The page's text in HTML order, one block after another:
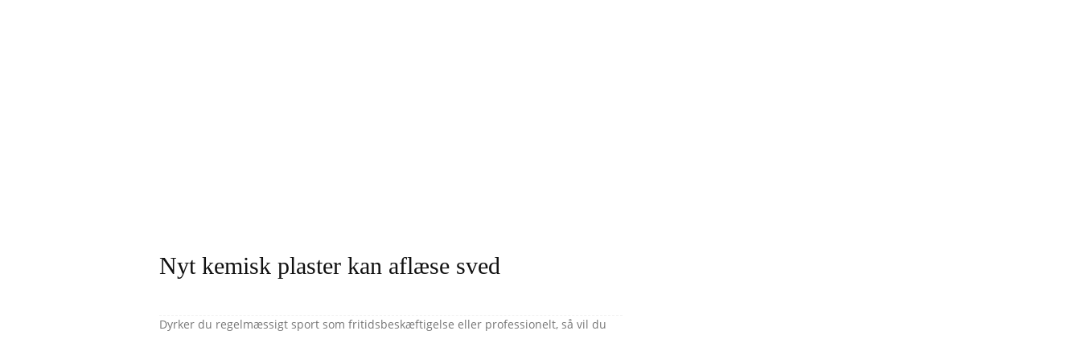
Nyt kemisk plaster kan aflæse sved
Dyrker du regelmæssigt sport som fritidsbeskæftigelse eller professionelt, så vil du